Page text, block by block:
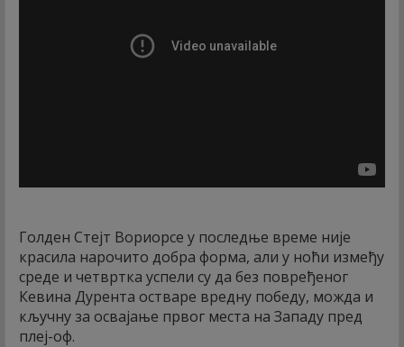
Голден Стејт Вориорсе у последње време није
красила нарочито добра форма, али у ноћи између
среде и четвртка успели су да без повређеног
Кевина Дурента остваре вредну победу, можда и
кључну за освајање првог места на Западу пред
плеј-оф.